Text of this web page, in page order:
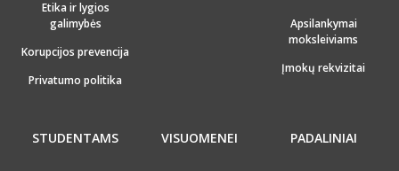
Etika ir lygios
galimybės
Korupcijos prevencija
Privatumo politika
Apsilankymai
moksleiviams
Įmokų rekvizitai
STUDENTAMS VISUOMENEI PADALINIAI